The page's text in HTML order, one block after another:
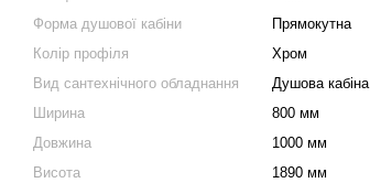
Форма душової кабіни
Прямокутна
Колір профіля
Хром
Вид сантехнічного обладнання
Душова кабіна
Ширина
800 мм
Довжина
1000 мм
Висота
1890 мм